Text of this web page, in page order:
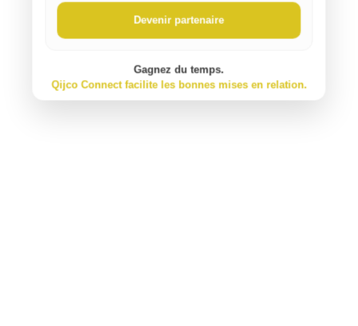
Devenir partenaire
Gagnez du temps.
Qijco Connect facilite les bonnes mises en relation.